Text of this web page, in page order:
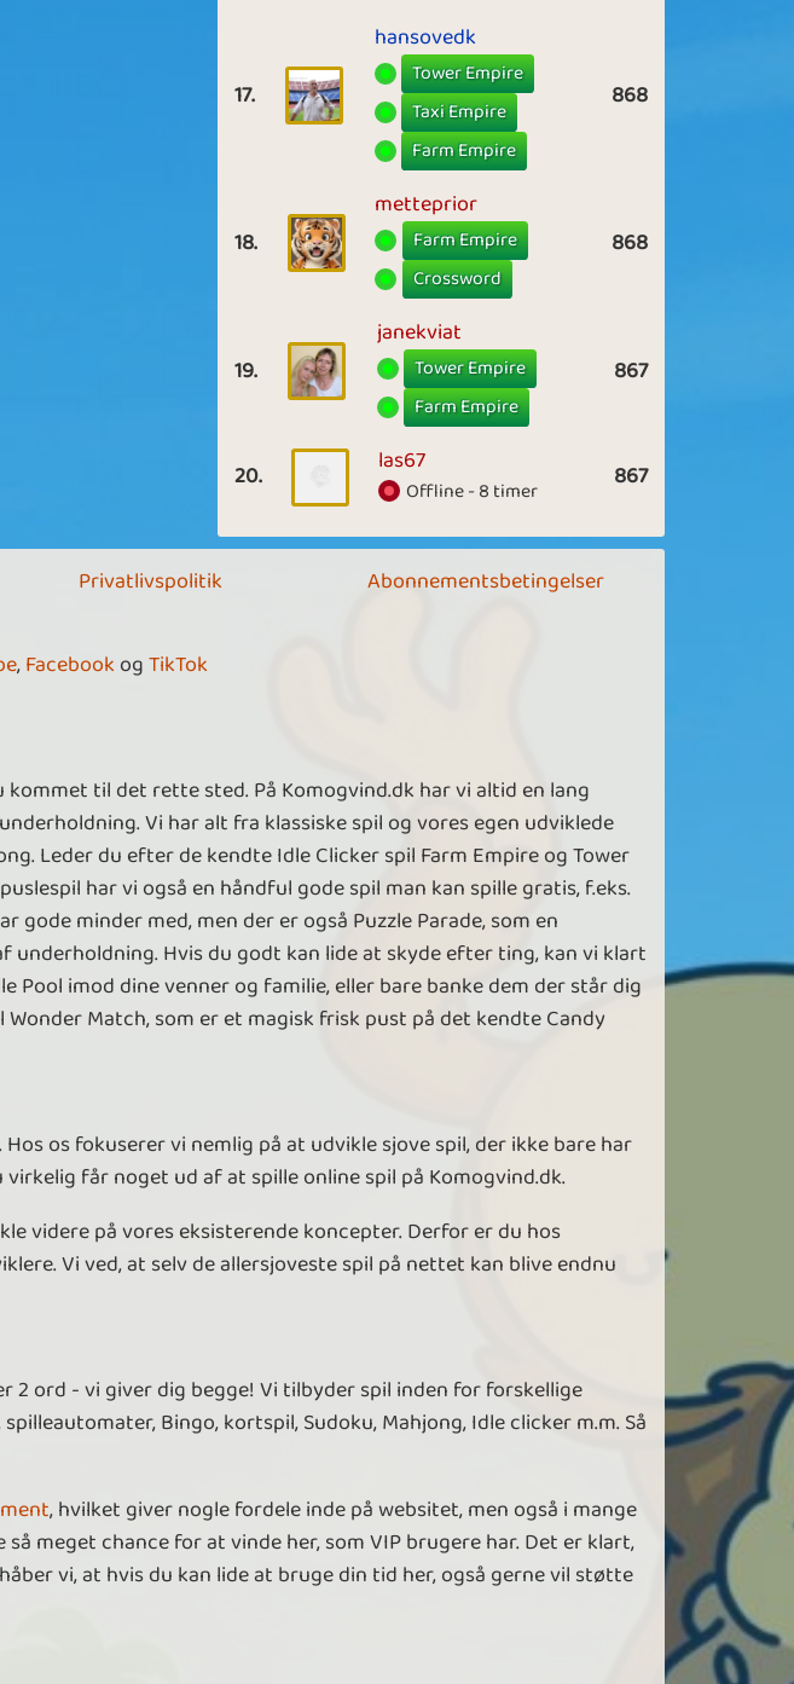
17.
hansovedk
Tower Empire
Taxi Empire
Farm Empire
868
18.
metteprior
Farm Empire
Crossword
868
19.
janekviat
Tower Empire
Farm Empire
867
20. las67
Offline - 8 timer 867
Privatlivspolitik Abonnementsbetingelser
,Facebook ogTikTok
til det rette sted. På Komogvind.dk har vi altid en lang
Vi har alt fra klassiske spil og vores egen udviklede
Leder du efter de kendte Idle Clicker spil Farm Empire og Tower
har vi også en håndful gode spil man kan spille gratis, f.eks.
gode minder med, men der er også Puzzle Parade, som en
Hvis du godt kan lide at skyde efter ting, kan vi klart
Pool imod dine venner og familie, eller bare banke dem der står dig
Match, som er et magisk frisk pust på det kendte Candy
os fokuserer vi nemlig på at udvikle sjove spil, der ikke bare har
får noget ud af at spille online spil på Komogvind.dk.
videre på vores eksisterende koncepter. Derfor er du hos
Vi ved, at selv de allersjoveste spil på nettet kan blive endnu
2 ord - vi giver dig begge! Vi tilbyder spil inden for forskellige
Bingo, kortspil, Sudoku, Mahjong, Idle clicker m.m. Så
, hvilket giver nogle fordele inde på websitet, men også i mange
meget chance for at vinde her, som VIP brugere har. Det er klart,
vi, at hvis du kan lide at bruge din tid her, også gerne vil støtte